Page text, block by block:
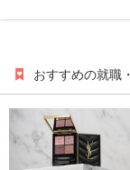
おすすめの就職